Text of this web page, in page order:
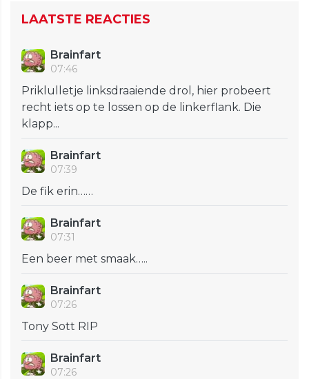
LAATSTE REACTIES
Brainfart
07:46
Priklulletje linksdraaiende drol, hier probeert
recht iets op te lossen op de linkerflank. Die
klapp...
Brainfart
07:39
De fik erin……
Brainfart
07:31
Een beer met smaak…..
Brainfart
07:26
Tony Sott RIP
Brainfart
07:26